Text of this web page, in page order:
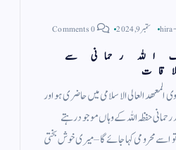
ستمبر 9, 2024
اللہ رحمانی سے
المعھد العالی الاسلامی میں حاضری ہو اور
حفظہ اللہ کے وہاں موجود رہتے
محرومی کہا جائے گا – میری خوش بختی